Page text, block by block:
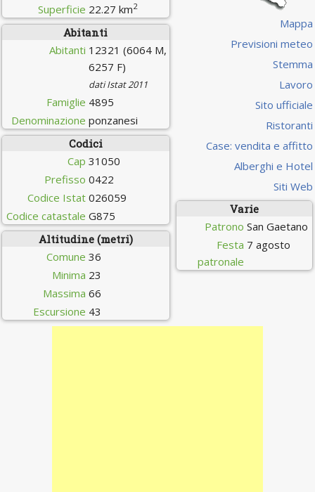
Superficie 22.27 km2
Abitanti
Abitanti 12321 (6064 M,
6257 F)
dati Istat 2011
Famiglie 4895
Denominazione ponzanesi
Codici
Cap 31050
Prefisso 0422
Codice Istat 026059
Codice catastale G875
Altitudine (metri)
Comune 36
Minima 23
Massima 66
Escursione 43
Mappa
Previsioni meteo
Stemma
Lavoro
Sito ufficiale
Ristoranti
Case: vendita e affitto
Alberghi e Hotel
Siti Web
Varie
Patrono San Gaetano
Festa
patronale
7 agosto